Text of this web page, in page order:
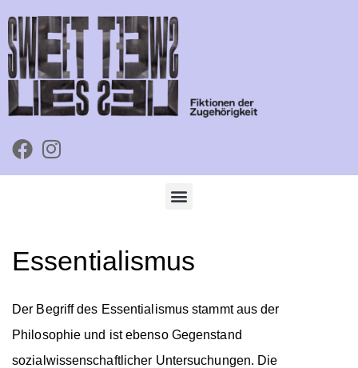
Essentialismus
Der Begriff des Essentialismus stammt aus der
Philosophie und ist ebenso Gegenstand
sozialwissenschaftlicher Untersuchungen. Die